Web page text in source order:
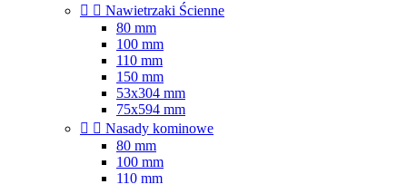
  Nawietrzaki Ścienne
80 mm
100 mm
110 mm
150 mm
53x304 mm
75x594 mm
  Nasady kominowe
80 mm
100 mm
110 mm